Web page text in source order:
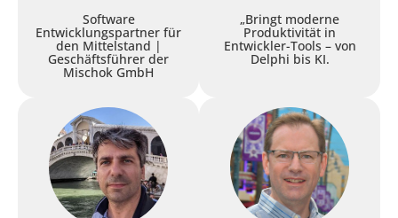
Stefan Glienke
Session
Software
Entwicklungspartner für
den Mittelstand |
Geschäftsführer der
Mischok GmbH
„Bringt moderne
Produktivität in
Entwickler-Tools – von
Delphi bis KI.